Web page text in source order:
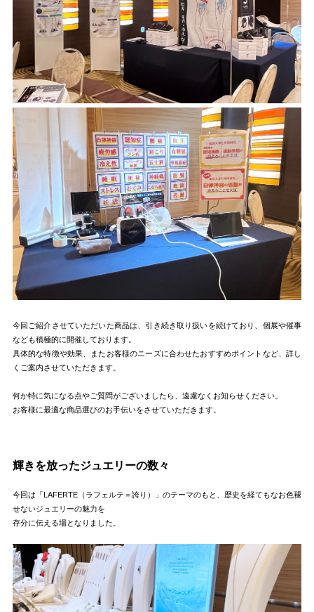
今回ご紹介させていただいた商品は、引き続き取り扱いを続けており、個展や催事
なども積極的に開催しております。
具体的な特徴や効果、またお客様のニーズに合わせたおすすめポイントなど、詳し
くご案内させていただきます。
何か特に気になる点やご質問がございましたら、遠慮なくお知らせください。
お客様に最適な商品選びのお手伝いをさせていただきます。
輝きを放ったジュエリーの数々
今回は「LAFERTE（ラフェルテ＝誇り）」のテーマのもと、歴史を経てもなお色褪
せないジュエリーの魅力を
存分に伝える場となりました。